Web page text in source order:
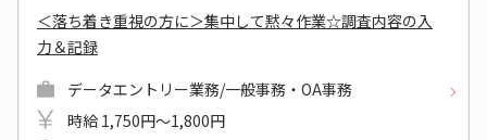
＜落ち着き重視の方に＞集中して黙々作業☆調査内容の入
力＆記録
データエントリー業務/一般事務・OA事務
時給 1,750円～1,800円